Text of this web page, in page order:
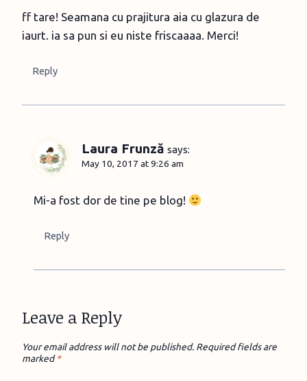
ff tare! Seamana cu prajitura aia cu glazura de
iaurt. ia sa pun si eu niste friscaaaa. Merci!
Reply
Laura Frunză says:
May 10, 2017 at 9:26 am
Mi-a fost dor de tine pe blog!
Reply
Leave a Reply
Your email address will not be published. Required fields are
marked*